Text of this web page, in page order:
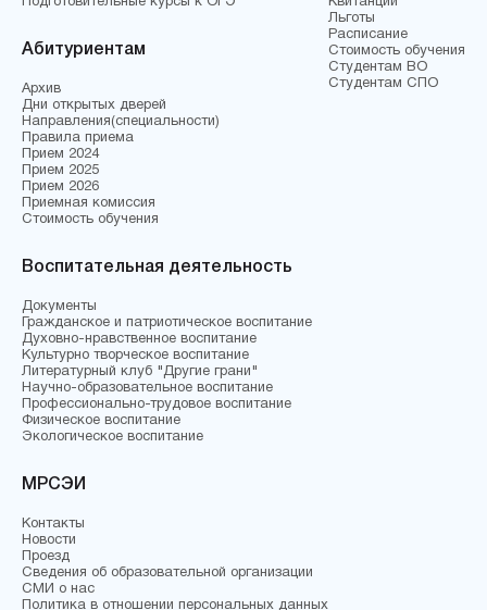
Абитуриентам
Архив
Дни открытых дверей
Направления(специальности)
Правила приема
Прием 2024
Прием 2025
Прием 2026
Приемная комиссия
Стоимость обучения
Льготы
Расписание
Стоимость обучения
Студентам ВО
Студентам СПО
Воспитательная деятельность
Документы
Гражданское и патриотическое воспитание
Духовно-нравственное воспитание
Культурно творческое воспитание
Литературный клуб "Другие грани"
Научно-образовательное воспитание
Профессионально-трудовое воспитание
Физическое воспитание
Экологическое воспитание
МРСЭИ
Контакты
Новости
Проезд
Сведения об образовательной организации
СМИ о нас
Политика в отношении персональных данных